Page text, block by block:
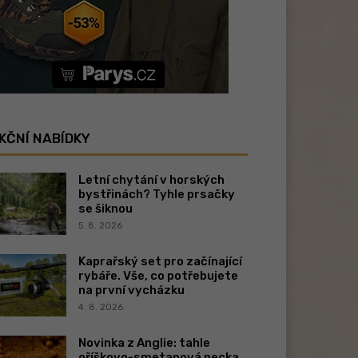
NABÍDKY
Letní chytání v horských
bystřinách? Tyhle prsačky
se šiknou
5. 8. 2026
Kaprařský set pro začínající
rybáře. Vše, co potřebujete
na první vycházku
4. 8. 2026
Novinka z Anglie: tahle